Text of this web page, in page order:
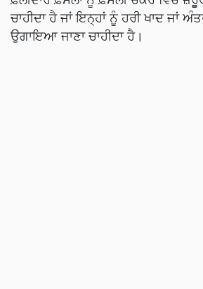
ਚਾਹੀਦਾ ਹੈ ਜਾਂ ਇਨ੍ਹਾਂ ਨੂੰ ਹਰੀ ਖਾਦ ਜਾਂ
ਉਗਾਇਆ ਜਾਣਾ ਚਾਹੀਦਾ ਹੈ।